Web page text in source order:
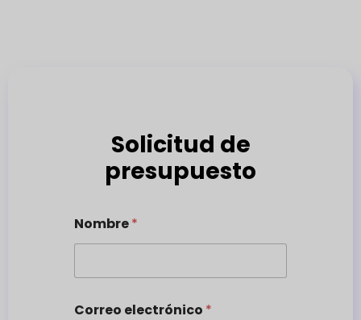
Solicitud de
presupuesto
Nombre*
Correo electrónico *